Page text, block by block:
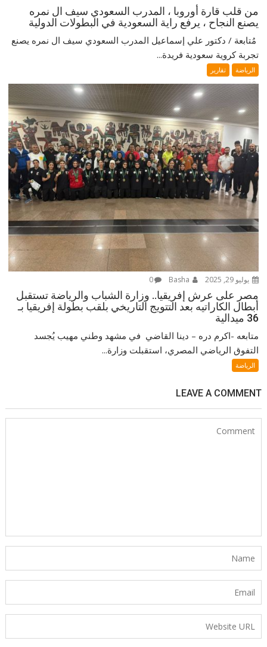
من قلب قارة أوروبا ، المدرب السعودي سيف ال نمره
يصنع النجاح ، يرفع راية السعودية في البطولات الدولية
‎ مُتابعة / دكتور علي إسماعيل ‎المدرب السعودي سيف ال نمره يصنع
تجربة كروية سعودية فريدة...
الرياضة تقارير
يوليو 29, 2025 0
مصر على عرش إفريقيا.. وزارة الشباب والرياضة تستقبل
أبطال الكاراتيه بعد التتويج التاريخي بلقب بطولة إفريقيا بـ
36 ميدالية
متابعه -اكرم دره – دينا القاضي في مشهد وطني مهيب يُجسد
التفوق الرياضي المصري، استقبلت وزارة...
الرياضة
LEAVE A COMMENT